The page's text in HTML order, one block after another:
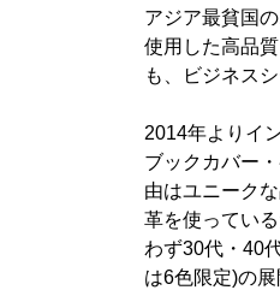
アジア最貧国
使用した高品
も、ビジネス
2014年よりイ
ブックカバー
由はユニーク
革を使ってい
わず30代・40
は6色限定)の展